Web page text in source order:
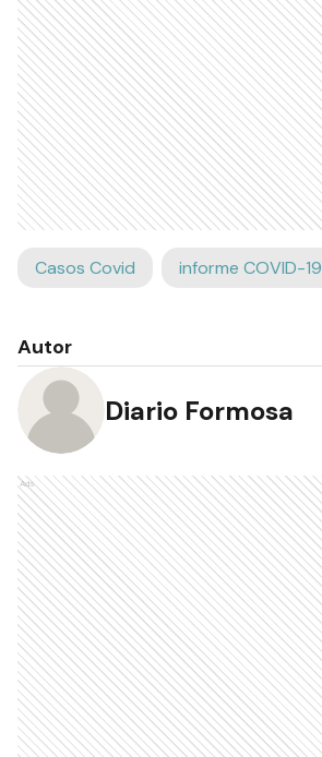
Casos Covid informe COVID-19
Autor
Diario Formosa
Ads